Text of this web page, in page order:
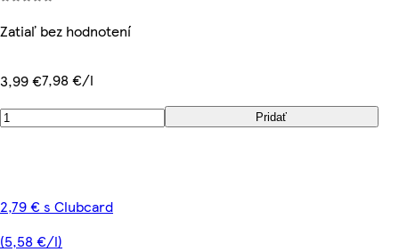
Zatiaľ bez hodnotení
3,99 €7,98 €/l
Pridať
2,79 € s Clubcard
(5,58 €/l)